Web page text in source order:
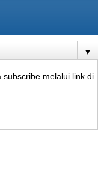
▼
melalui link di